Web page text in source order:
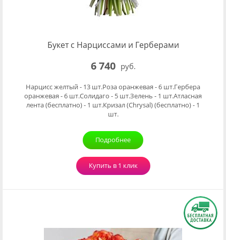
Букет с Нарциссами и Герберами
6 740 руб.
Нарцисс желтый - 13 шт.Роза оранжевая - 6 шт.Гербера
оранжевая - 6 шт.Солидаго - 5 шт.Зелень - 1 шт.Атласная
лента (бесплатно) - 1 шт.Кризал (Chrysal) (бесплатно) - 1
шт.
Подробнее
Купить в 1 клик